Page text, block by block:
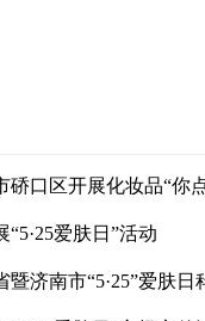
区开展化妆品“你点我检”活
爱肤日”活动
暨济南市“5·25”爱肤